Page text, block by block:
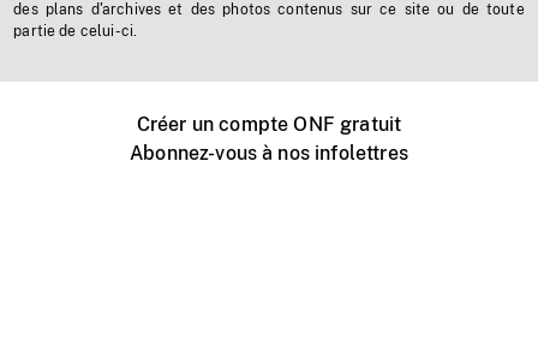
des plans d'archives et des photos contenus sur ce site ou de toute
partie de celui-ci.
Créer un compte ONF gratuit
Abonnez-vous à nos infolettres